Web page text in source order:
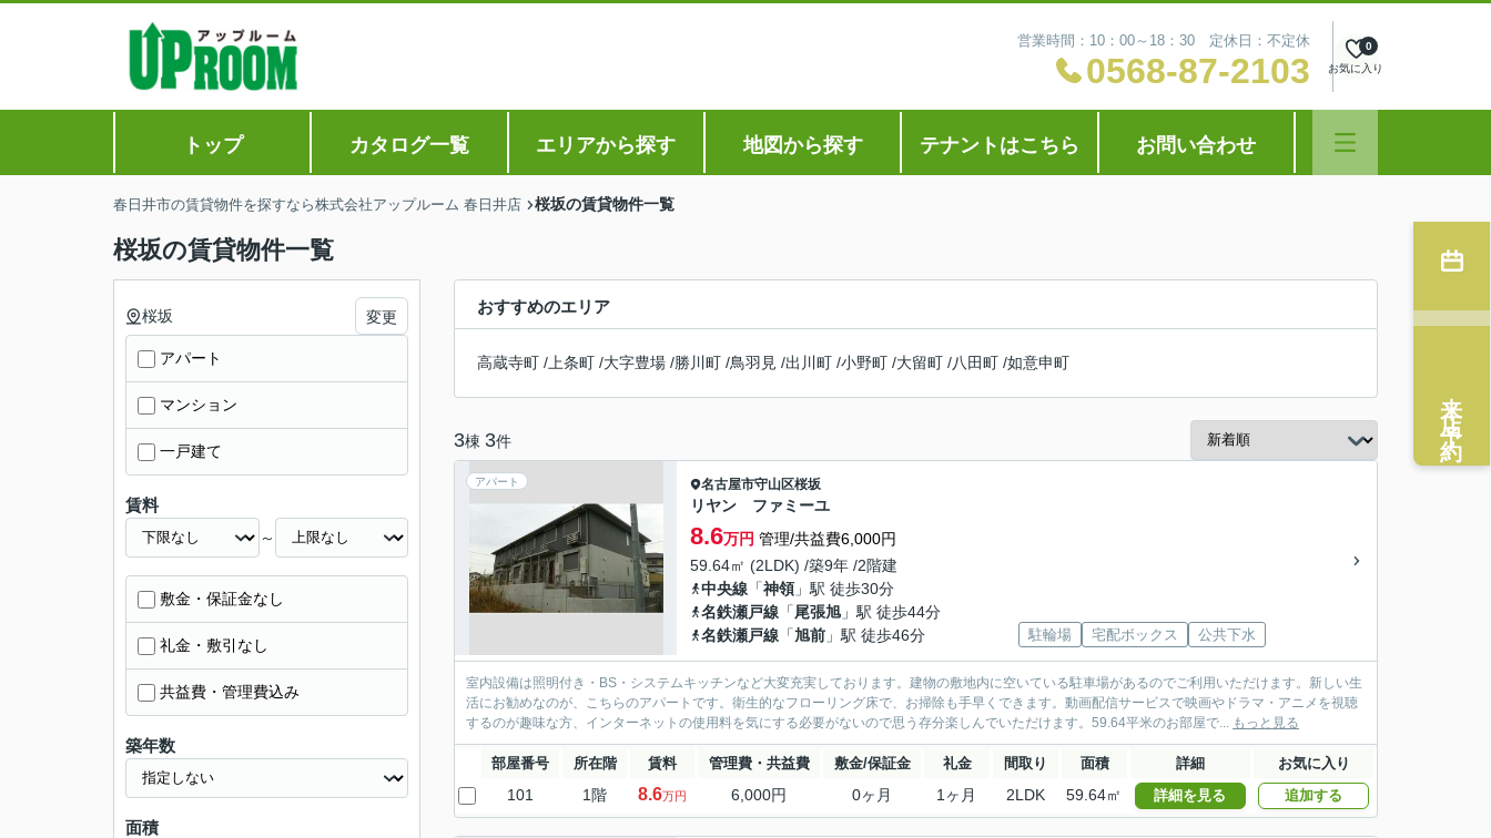
営業時間：10：00～18：30 定休日：不定休
0568-87-2103 お気に入り
0
トップ カタログ一覧 エリアから探す 地図から探す テナントはこちら お問い合わせ
春日井市の賃貸物件を探すなら株式会社アップルーム 春日井店 桜坂の賃貸物件一覧
桜坂の賃貸物件一覧
おすすめのエリア
高蔵寺町 / 上条町 /大字豊場 /勝川町 /鳥羽見 /出川町 /小野町 /大留町 /八田町 /如意申町
3棟 3件
アパート 名古屋市守山区桜坂
リヤン ファミーユ
8.6万円 管理/共益費6,000円
59.64㎡ (2LDK) /築9年 /2階建
中央線 「神領」駅 徒歩30分
名鉄瀬戸線 「尾張旭 」駅 徒歩44分
名鉄瀬戸線 「旭前 」駅 徒歩46分 駐輪場 宅配ボックス 公共下水
室内設備は照明付き・BS・システムキッチンなど大変充実しております。建物の敷地内に空いている駐車場があるのでご利用いただけます。新しい生
活にお勧めなのが、こちらのアパートです。衛生的なフローリング床で、お掃除も手早くできます。動画配信サービスで映画やドラマ・アニメを視聴
するのが趣味な方、インターネットの使用料を気にする必要がないので思う存分楽しんでいただけます。59.64平米のお部屋で... もっと見る
部屋番号 所在階 賃料 管理費・共益費 敷金/保証金 礼金 間取り 面積 詳細 お気に入り
101 1階 8.6万円 6,000円 0ヶ月 1ヶ月 2LDK 59.64㎡ 詳細を見る 追加する
桜坂 変更
アパート
マンション
一戸建て
賃料
～
敷金・保証金なし
礼金・敷引なし
共益費・管理費込み
築年数
面積
来店予約